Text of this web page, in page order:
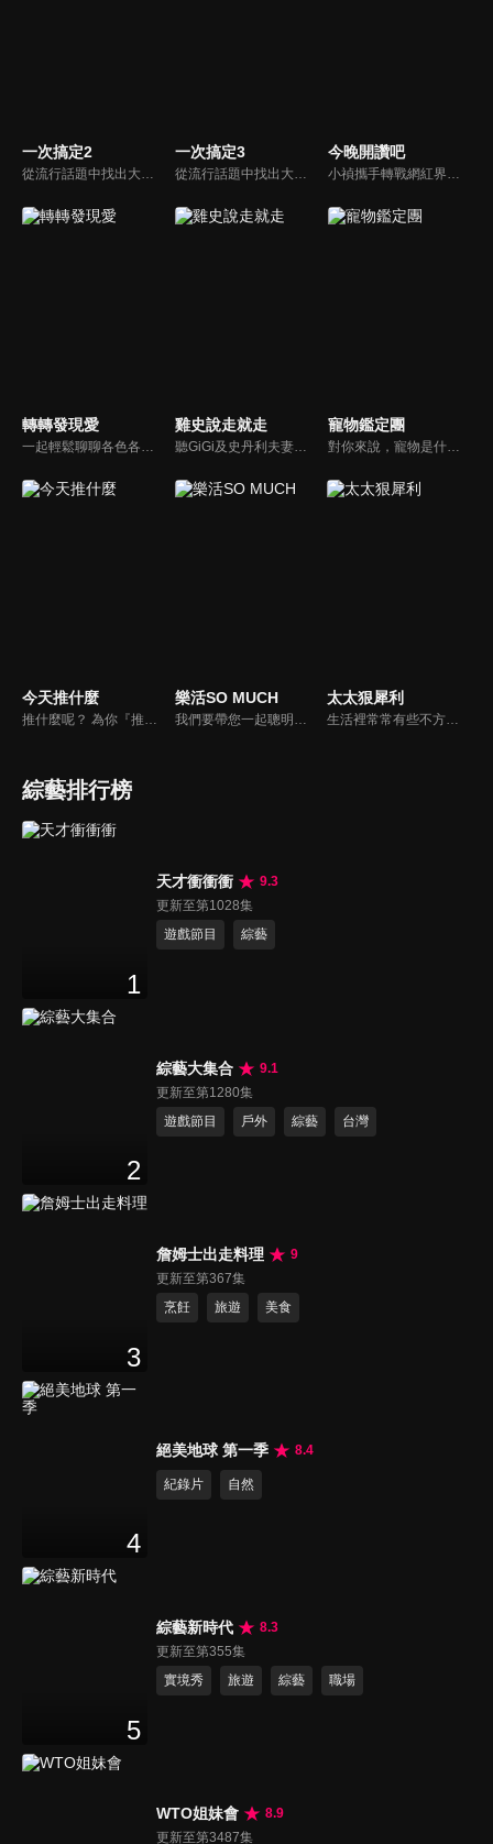
一次搞定2
從流行話題中找出大眾關心的、正在煩惱的問題，由台灣好媳婦佩甄與日本型男風田親身實驗，替觀眾解決生活的大小事，傳授生活密技讓你「一次搞定」！
一次搞定3
從流行話題中找出大眾關心的、正在煩惱的問題，由台灣好媳婦佩甄與日本型男風田親身實驗，替觀眾解決生活的大小事，傳授生活密技讓你「一次搞定」！
今晚開讚吧
小禎攜手轉戰網紅界獲好評的羅時豐主持綜藝節目《今晚開讚吧》，節目嘗試創新互動式節目，帶動討論時事及創新的議題，打破傳統的談話模式，進而更貼近網路群眾。
轉轉發現愛
一起輕鬆聊聊各色各樣的人生故事，一起發現愛！
雞史說走就走
聽GiGi及史丹利夫妻兩人的有趣對話和故事，讓一成不變的生活，多一些笑聲！
寵物鑑定團
對你來說，寵物是什麼？是一個在你寂寞時靜靜守候著的朋友？還是處處依賴你生活的牽絆呢？我想大多數人的答案應該選擇以上皆是吧。在節目中告訴觀眾們如何飼養家裡寵物，並捕捉飼養過程中的趣味花絮，藉由主持人與來賓的生動談話中，讓觀眾了解人類飼養寵物的歷史，寵物會有哪些習性以及需要等問題。
今天推什麼
推什麼呢？ 為你『推』上熱騰騰第一手消息！時下最新、最夯！吃喝玩樂食衣住行藝文活動，哪邊流行哪邊去！好物推薦真心不騙！跟著《今天推什麼》走在潮流最前線！
樂活SO MUCH
我們要帶您一起聰明快樂過生活！由聰明生活家張雅芳主持的健康休閒資訊類節目，主題式介紹探討各種飲食、保健、醫學、休閒、民生、環保等，各種國人關心的樂活新訊，讓觀眾朋友一同感受快樂、用心過生活，其實就是那麼的簡單。
太太狠犀利
生活裡常常有些不方便，但其實只要有一些小創意，就會讓生活變得更有趣，就讓美食達人焦志方與生活玩家巴鈺帶領專家們，告訴大家最即時、最便利、最實用的解決之道！
綜藝排行榜
1
天才衝衝衝
9.3
更新至第1028集
遊戲節目
綜藝
2
綜藝大集合
9.1
更新至第1280集
遊戲節目
戶外 綜藝 台灣
3
詹姆士出走料理
9
更新至第367集
烹飪
旅遊 美食
4
絕美地球 第一季 8.4
紀錄片 自然
5
綜藝新時代
8.3
更新至第355集
實境秀
旅遊 綜藝 職場
WTO姐妹會
8.9
更新至第3487集